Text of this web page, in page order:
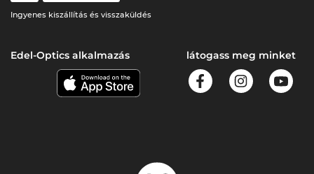
Ingyenes kiszállítás és visszaküldés
Edel-Optics alkalmazás látogass meg minket